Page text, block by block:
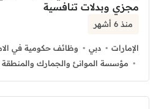
مجزي وبدلات تنافسية
منذ 6 أشهر
الإمارات دبي
وظائف حكومية في
مؤسسة الموانئ والجمارك والمنطقة